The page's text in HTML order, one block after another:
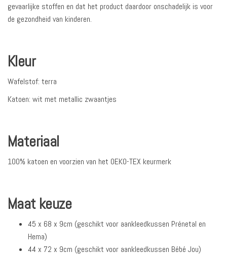
gevaarlijke stoffen en dat het product daardoor onschadelijk is voor
de gezondheid van kinderen.
Kleur
Wafelstof: terra
Katoen: wit met metallic zwaantjes
Materiaal
100% katoen en voorzien van het OEKO-TEX keurmerk
Maat keuze
45 x 68 x 9cm (geschikt voor aankleedkussen Prénetal en
Hema)
44 x 72 x 9cm (geschikt voor aankleedkussen Bébé Jou)